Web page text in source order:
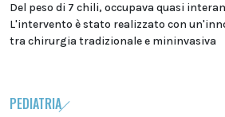
Del peso di 7 chili, occupava quasi
L'intervento è stato realizzato con
tra chirurgia tradizionale e mininvasiva
PEDIATRIA